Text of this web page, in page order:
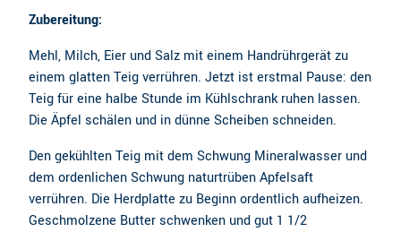
Zubereitung:
Mehl, Milch, Eier und Salz mit einem Handrührgerät zu
einem glatten Teig verrühren. Jetzt ist erstmal Pause: den
Teig für eine halbe Stunde im Kühlschrank ruhen lassen.
Die Äpfel schälen und in dünne Scheiben schneiden.
Den gekühlten Teig mit dem Schwung Mineralwasser und
dem ordenlichen Schwung naturtrüben Apfelsaft
verrühren. Die Herdplatte zu Beginn ordentlich aufheizen.
Geschmolzene Butter schwenken und gut 1 1/2